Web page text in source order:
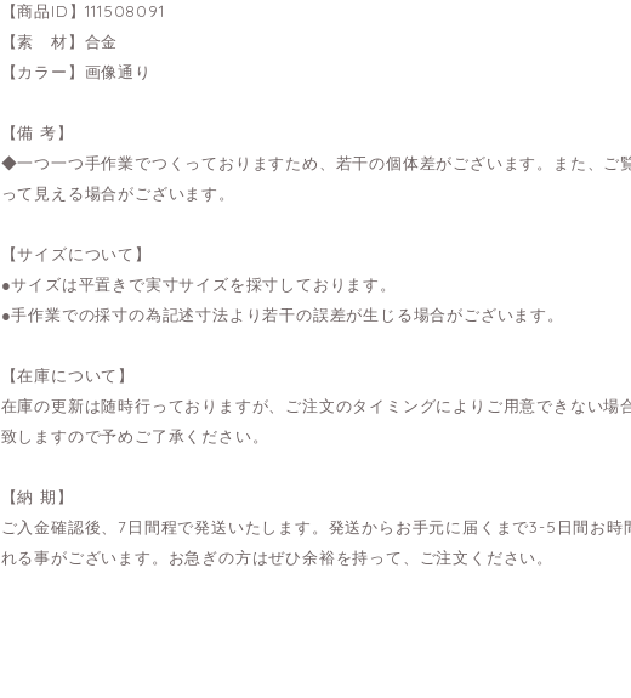
【商品ID】111508091
【素 材】合金
【カラー】画像通り
【備 考】
◆一つ一つ手作業でつくっておりますため、若干の個体差がございます。また、ご
って見える場合がございます。
【サイズについて】
●サイズは平置きで実寸サイズを採寸しております。
●手作業での採寸の為記述寸法より若干の誤差が生じる場合がございます。
【在庫について】
在庫の更新は随時行っておりますが、ご注文のタイミングによりご用意できない
致しますので予めご了承ください。
【納 期】
ご入金確認後、7日間程で発送いたします。発送からお手元に届くまで3-5日間お
れる事がございます。お急ぎの方はぜひ余裕を持って、ご注文ください。